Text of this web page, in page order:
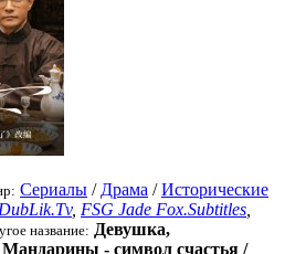
Сериалы / Драма /Исторические
DubLik.Tv, FSG Jade Fox.Subtitles
название: Девушка,
- символ счастья /